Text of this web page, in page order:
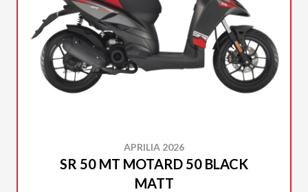
APRILIA 2026
SR 50 MT MOTARD 50 BLACK
MATT